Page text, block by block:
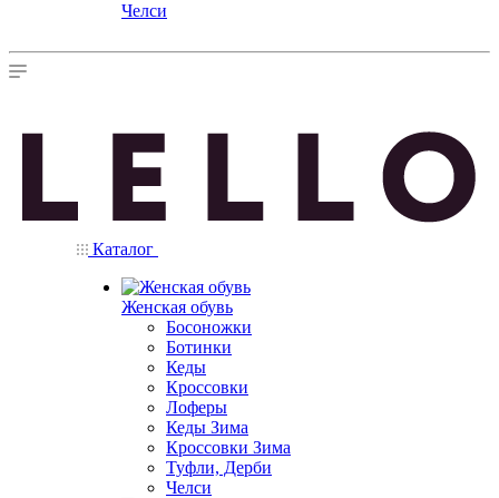
Челси
Каталог
Женская обувь
Босоножки
Ботинки
Кеды
Кроссовки
Лоферы
Кеды Зима
Кроссовки Зима
Туфли, Дерби
Челси